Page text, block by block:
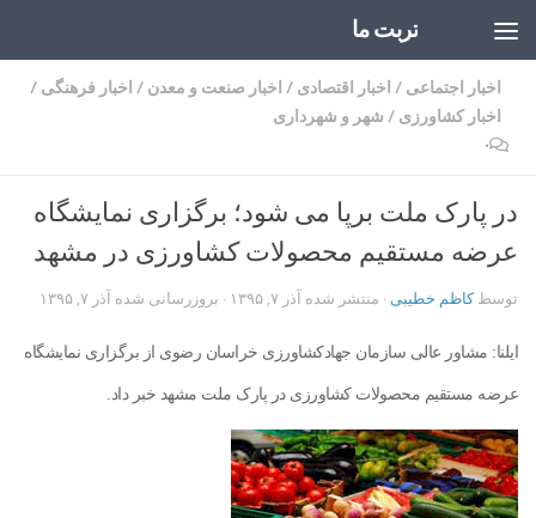
تربت ما
اخبار اجتماعی / اخبار اقتصادی / اخبار صنعت و معدن / اخبار فرهنگی /
اخبار کشاورزی / شهر و شهرداری
۰
در پارک ملت برپا می شود؛ برگزاری نمایشگاه
عرضه مستقیم محصولات کشاورزی در مشهد
توسطکاظم خطیبی · منتشر شده آذر ۷, ۱۳۹۵ · بروزرسانی شده آذر ۷, ۱۳۹۵
ایلنا: مشاور عالی سازمان جهادکشاورزی خراسان رضوی از برگزاری نمایشگاه
عرضه مستقیم محصولات کشاورزی در پارک ملت مشهد خبر داد.